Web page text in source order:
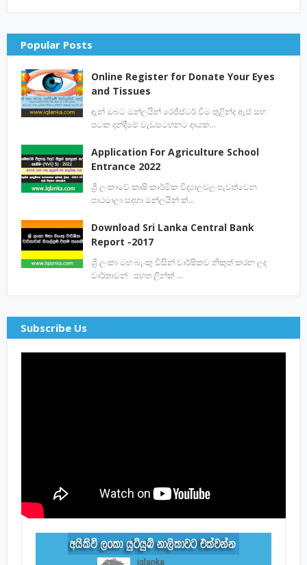
Popular Posts
Online Register for Donate Your Eyes
and Tissues
දැන් ඔබට ඔන්ලයින් රෙජිස්ටර් වීම තුළින්ද ඇස් සහ
පටක දන්දීමේ වැඩසටහනට දායක…
Application For Agriculture School
Entrance 2022
ශ්‍රී ලංකාවේ කෘෂි කාර්මික විද්‍යාලවල පැවත්වෙන
පාඨමාලා සදහා ඔන්ලයින් ක්…
Download Sri Lanka Central Bank
Report -2017
ශ්‍රී ලංකා මහ බැංකු විසින් වාර්ෂිකව නිකුත් කරන ලද
වාර්තාවන් පහත ලින්ක් …
Subscribe Us